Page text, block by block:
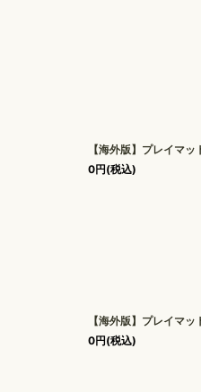
【海外版】プレイマ
0円(税込)
【海外版】プレイマ
0円(税込)